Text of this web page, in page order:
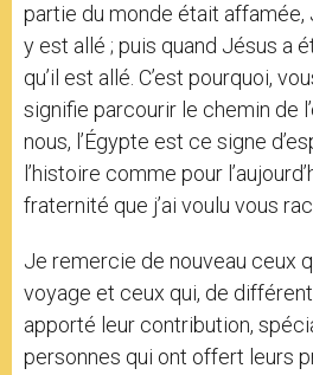
partie du monde était affamée,
y est allé ; puis quand Jésus a
qu’il est allé. C’est pourquoi,
signifie parcourir le chemin de
nous, l’Égypte est ce signe
l’histoire comme pour
fraternité que j’ai voulu vous
Je remercie de nouveau ceux
voyage et ceux qui, de
apporté leur contribution,
personnes qui ont offert leurs